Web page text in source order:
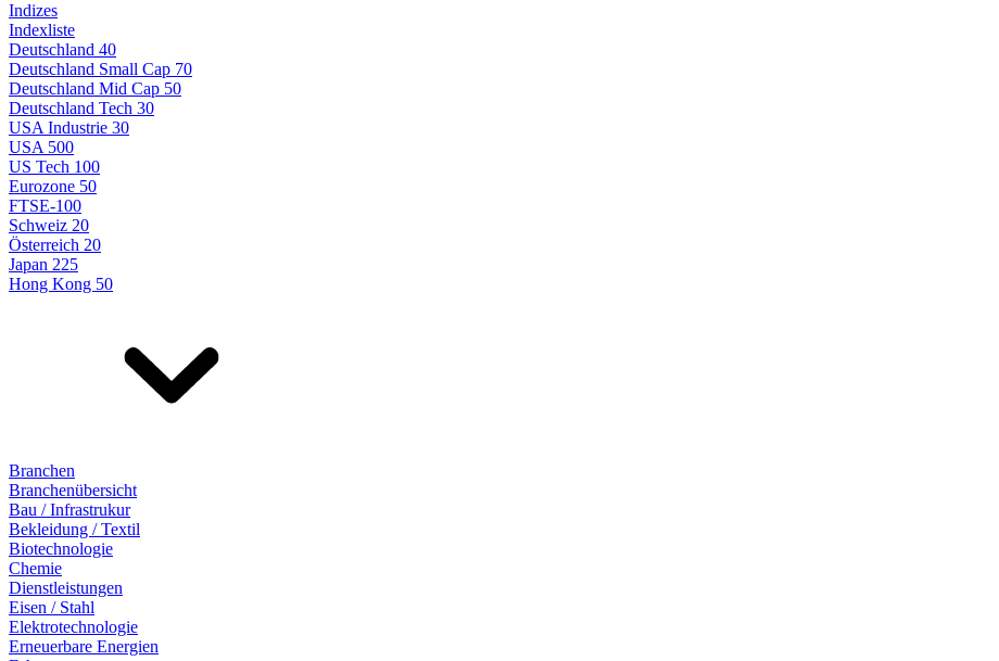
Indizes
Indexliste
Deutschland 40
Deutschland Small Cap 70
Deutschland Mid Cap 50
Deutschland Tech 30
USA Industrie 30
USA 500
US Tech 100
Eurozone 50
FTSE-100
Schweiz 20
Österreich 20
Japan 225
Hong Kong 50
Branchen
Branchenübersicht
Bau / Infrastrukur
Bekleidung / Textil
Biotechnologie
Chemie
Dienstleistungen
Eisen / Stahl
Elektrotechnologie
Erneuerbare Energien